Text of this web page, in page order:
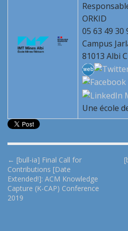
ORKID
05 63 49 30
Campus
81013 Albi
Une école
P
o
s
t
← [bull-ia] Final Call for
Contributions [Date
Extended!]: ACM Knowledge
Capture (K-CAP) Conference
2019